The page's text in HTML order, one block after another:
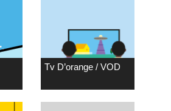
Tv D’orange / VOD